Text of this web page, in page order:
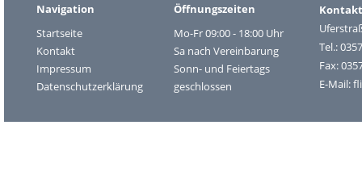
Navigation
Startseite
Kontakt
Impressum
Datenschutzerklärung
Öffnungszeiten
Mo-Fr 09:00 - 18:00 Uhr
Sa nach Vereinbarung
Sonn- und Feiertags
geschlossen
Kontakt
Tel.:
Fax:
E-Mail: